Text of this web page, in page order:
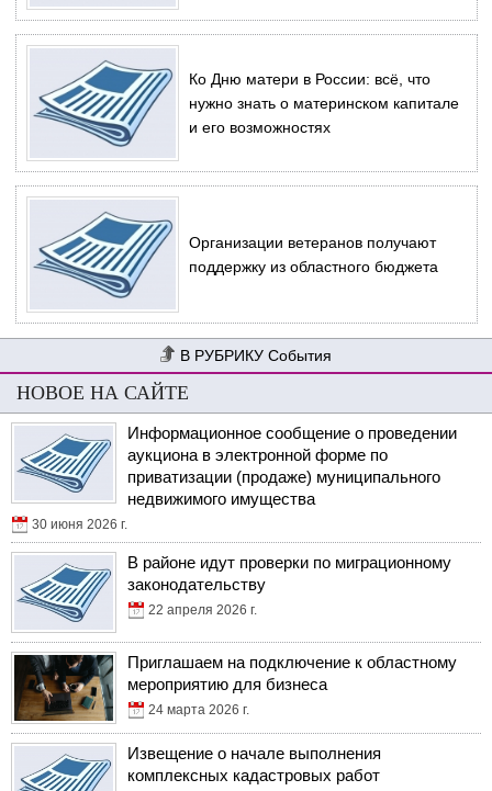
Ко Дню матери в России: всё, что
нужно знать о материнском капитале
и его возможностях
Организации ветеранов получают
поддержку из областного бюджета
События
НОВОЕ НА САЙТЕ
Информационное сообщение о проведении
аукциона в электронной форме по
приватизации (продаже) муниципального
недвижимого имущества
30 июня 2026 г.
В районе идут проверки по миграционному
законодательству
22 апреля 2026 г.
Приглашаем на подключение к областному
мероприятию для бизнеса
24 марта 2026 г.
Извещение о начале выполнения
комплексных кадастровых работ